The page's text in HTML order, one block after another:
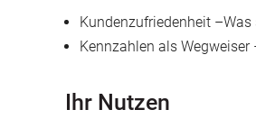
Kundenzufriedenheit
Kennzahlen als
Ihr Nutzen